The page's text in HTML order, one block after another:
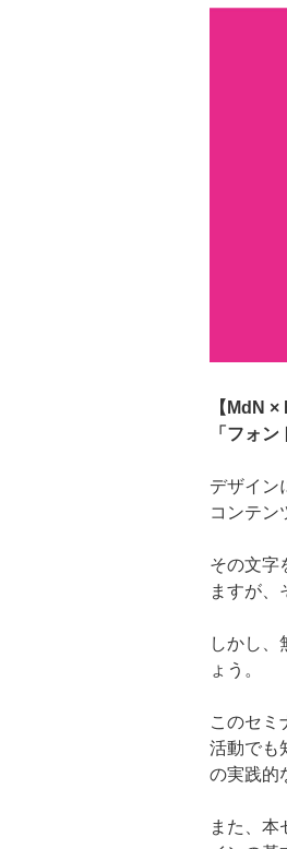
【MdN
「フォ
デザイン
コンテン
その文字
ますが、
しかし、
ょう。
このセミ
活動でも
の実践的
また、本